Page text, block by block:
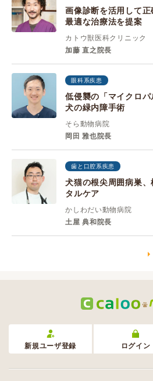
画像診断を活用して
最適な治療法を提案
カトウ獣医科クリニック
加藤 直之院長
眼科系疾患
低侵襲の「マイクロ
犬の緑内障手術
そら動物病院
岡田 雅也院長
歯と口腔系疾患
犬猫の根尖周囲病巣
タルケア
かしわだい動物病院
土屋 典和院長
新規ユーザ登録 ログイン